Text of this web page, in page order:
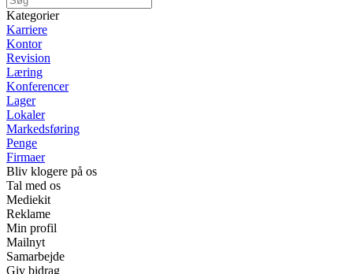
Kategorier
Karriere
Kontor
Revision
Læring
Konferencer
Lager
Lokaler
Markedsføring
Penge
Firmaer
Bliv klogere på os
Tal med os
Mediekit
Reklame
Min profil
Mailnyt
Samarbejde
Giv bidrag